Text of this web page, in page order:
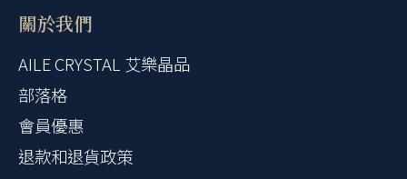
關於我們
AILE CRYSTAL 艾樂晶品
部落格
會員優惠
退款和退貨政策